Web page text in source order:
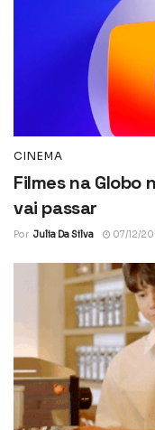
CINEMA
Filmes na Globo
vai passar
Por Julia Da Silva 07/12/